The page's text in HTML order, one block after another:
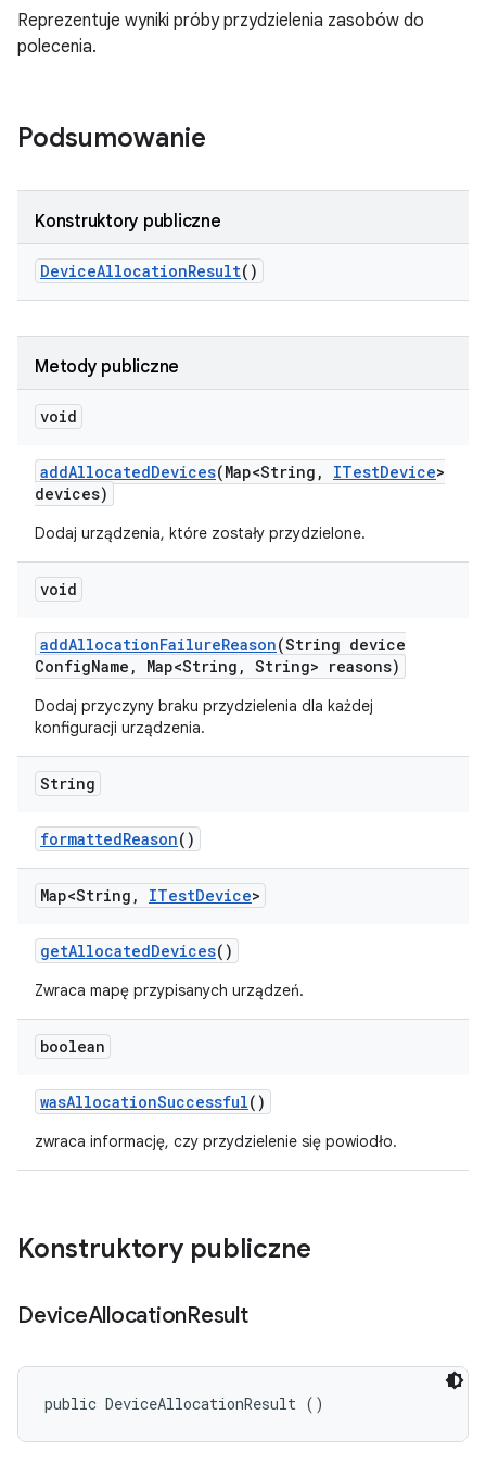
Reprezentuje wyniki próby przydzielenia zasobów do
polecenia.
Podsumowanie
Konstruktory publiczne
DeviceAllocationResult()
Metody publiczne
void
addAllocatedDevices(Map<String , ITestDevice>
devices)
Dodaj urządzenia, które zostały przydzielone.
void
addAllocationFailureReason(String device
ConfigName , Map<String , String> reasons)
Dodaj przyczyny braku przydzielenia dla każdej
konfiguracji urządzenia.
String
formattedReason()
Map<String , ITestDevice>
getAllocatedDevices()
Zwraca mapę przypisanych urządzeń.
boolean
wasAllocationSuccessful()
zwraca informację, czy przydzielenie się powiodło.
Konstruktory publiczne
DeviceAllocationResult
public DeviceAllocationResult ()